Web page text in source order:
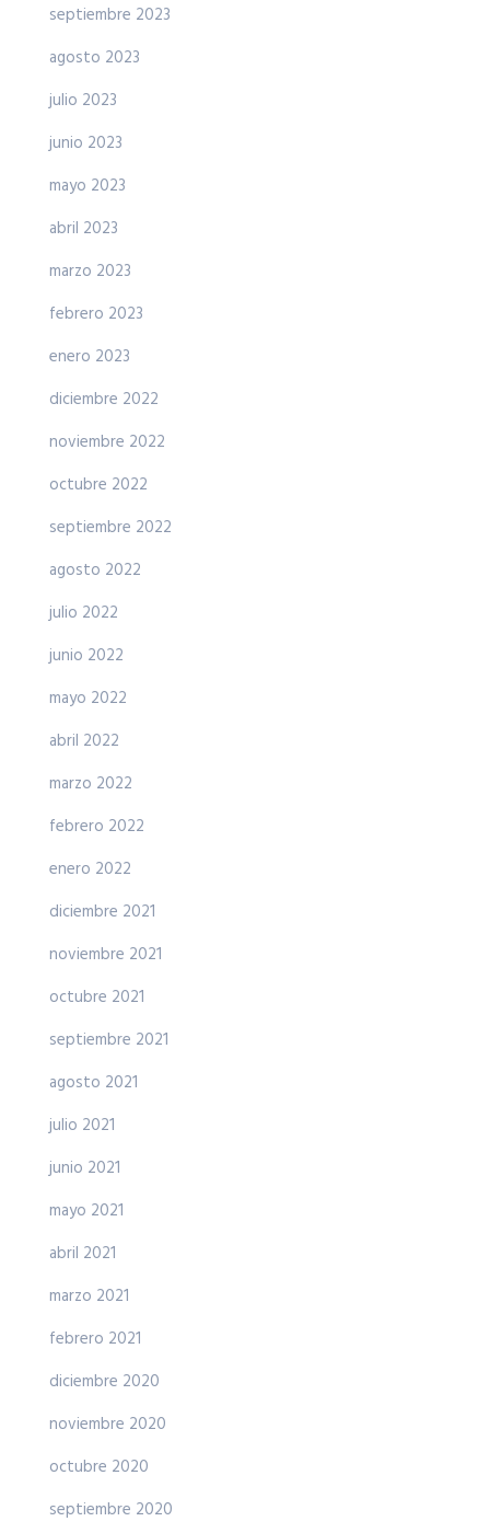
septiembre 2023
agosto 2023
julio 2023
junio 2023
mayo 2023
abril 2023
marzo 2023
febrero 2023
enero 2023
diciembre 2022
noviembre 2022
octubre 2022
septiembre 2022
agosto 2022
julio 2022
junio 2022
mayo 2022
abril 2022
marzo 2022
febrero 2022
enero 2022
diciembre 2021
noviembre 2021
octubre 2021
septiembre 2021
agosto 2021
julio 2021
junio 2021
mayo 2021
abril 2021
marzo 2021
febrero 2021
diciembre 2020
noviembre 2020
octubre 2020
septiembre 2020